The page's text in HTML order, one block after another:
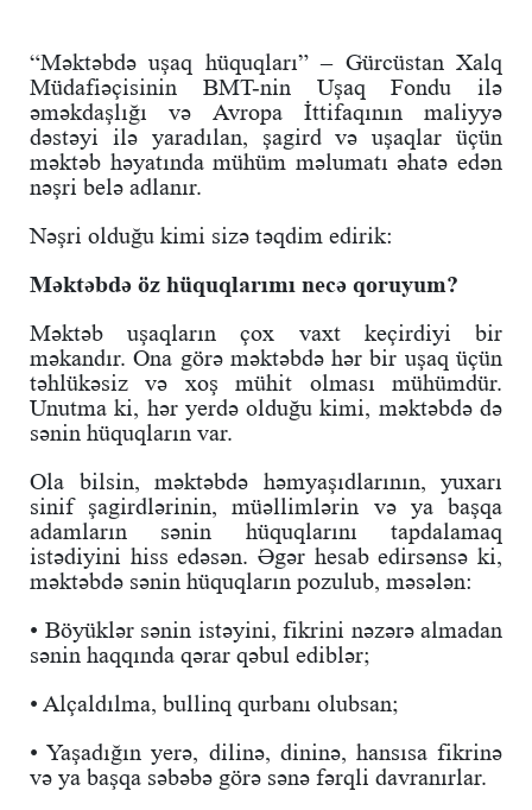
“Məktəbdə uşaq hüquqları” – Gürcüstan Xalq
Müdafiəçisinin BMT-nin Uşaq Fondu ilə
əməkdaşlığı və Avropa İttifaqının maliyyə
dəstəyi ilə yaradılan, şagird və uşaqlar üçün
məktəb həyatında mühüm məlumatı əhatə edən
nəşri belə adlanır.
Nəşri olduğu kimi sizə təqdim edirik:
Məktəbdə öz hüquqlarımı necə qoruyum?
Məktəb uşaqların çox vaxt keçirdiyi bir
məkandır. Ona görə məktəbdə hər bir uşaq üçün
təhlükəsiz və xoş mühit olması mühümdür.
Unutma ki, hər yerdə olduğu kimi, məktəbdə də
sənin hüquqların var.
Ola bilsin, məktəbdə həmyaşıdlarının, yuxarı
sinif şagirdlərinin, müəllimlərin və ya başqa
adamların sənin hüquqlarını tapdalamaq
istədiyini hiss edəsən. Əgər hesab edirsənsə ki,
məktəbdə sənin hüquqların pozulub, məsələn:
• Böyüklər sənin istəyini, fikrini nəzərə almadan
sənin haqqında qərar qəbul ediblər;
• Alçaldılma, bullinq qurbanı olubsan;
• Yaşadığın yerə, dilinə, dininə, hansısa fikrinə
və ya başqa səbəbə görə sənə fərqli davranırlar.